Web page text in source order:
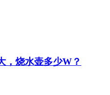
，烧水壶多少W？